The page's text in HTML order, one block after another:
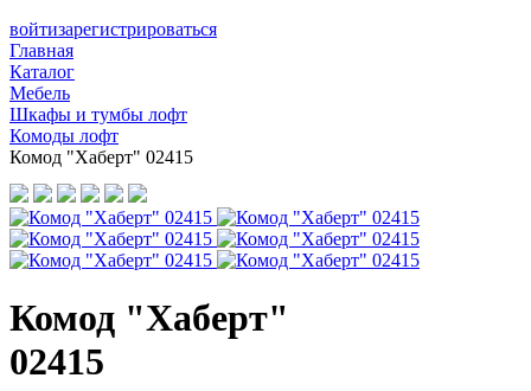
войтизарегистрироваться
Главная
Каталог
Мебель
Шкафы и тумбы лофт
Комоды лофт
Комод "Хаберт" 02415
Комод "Хаберт"
02415